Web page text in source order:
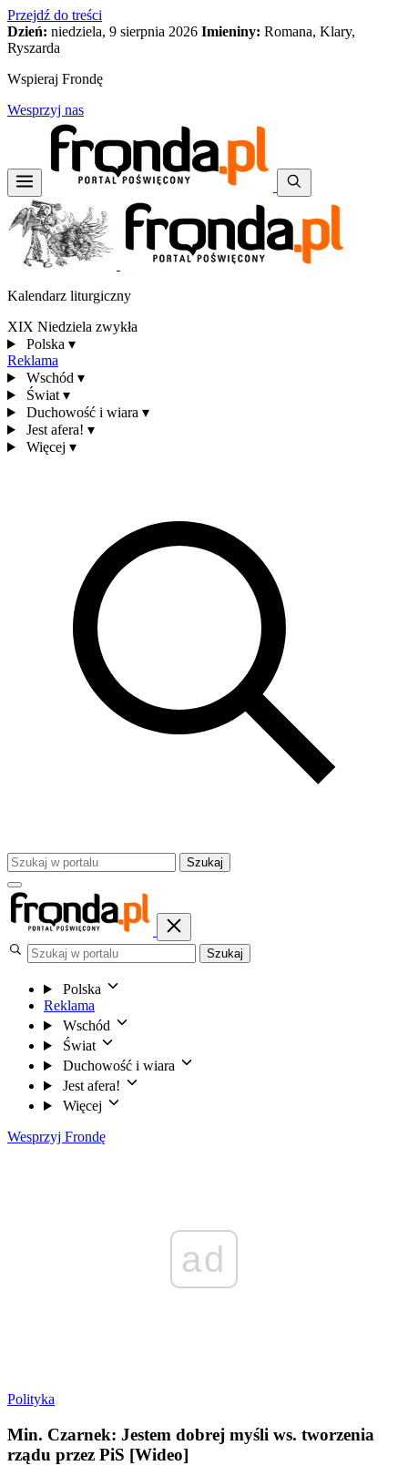
Przejdź do treści
Dzień: niedziela, 9 sierpnia 2026 Imieniny: Romana, Klary,
Ryszarda
Wspieraj Frondę
Wesprzyj nas
Kalendarz liturgiczny
XIX Niedziela zwykła
Polska ▾
Reklama
Wschód ▾
Świat ▾
Duchowość i wiara ▾
Jest afera! ▾
Więcej ▾
Szukaj
Szukaj
Polska
Reklama
Wschód
Świat
Duchowość i wiara
Jest afera!
Więcej
Wesprzyj Frondę
ad
Polityka
Min. Czarnek: Jestem dobrej myśli ws. tworzenia
rządu przez PiS [Wideo]